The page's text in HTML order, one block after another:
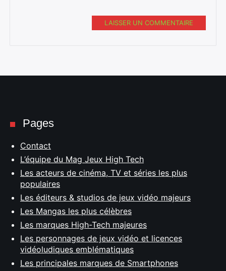
LAISSER UN COMMENTAIRE
Pages
Contact
L’équipe du Mag Jeux High Tech
Les acteurs de cinéma, TV et séries les plus
populaires
Les éditeurs & studios de jeux vidéo majeurs
Les Mangas les plus célèbres
Les marques High-Tech majeures
Les personnages de jeux vidéo et licences
vidéoludiques emblématiques
Les principales marques de Smartphones